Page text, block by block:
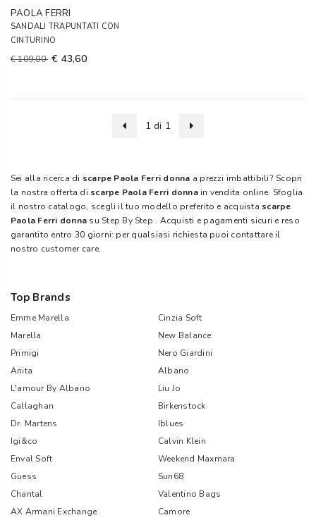
PAOLA FERRI
SANDALI TRAPUNTATI CON
CINTURINO
€ 109,00 € 43,60
1 di 1
Sei alla ricerca di scarpe Paola Ferri donna a prezzi imbattibili? Scopri
la nostra offerta di scarpe Paola Ferri donna in vendita online. Sfoglia
il nostro catalogo, scegli il tuo modello preferito e acquista scarpe
Paola Ferri donna suStep By Step . Acquisti e pagamenti sicuri e reso
garantito entro 30 giorni: per qualsiasi richiesta puoi contattare il
nostro customer care.
Top Brands
Emme Marella
Cinzia Soft
Marella
New Balance
Primigi
Nero Giardini
Anita
Albano
L'amour By Albano
Liu Jo
Callaghan
Birkenstock
Dr. Martens
Iblues
Igi&co
Calvin Klein
Enval Soft
Weekend Maxmara
Guess
Sun68
Chantal
Valentino Bags
AX Armani Exchange
Camore